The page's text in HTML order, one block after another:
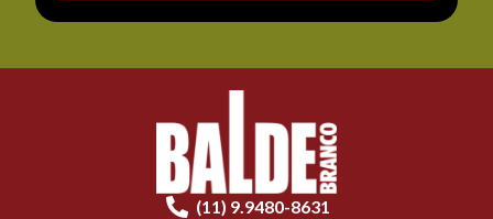
(11) 9.9480-8631